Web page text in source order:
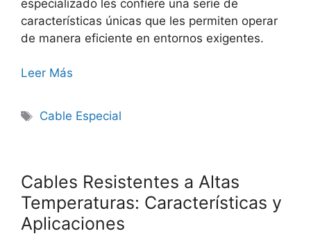
especializado les confiere una serie de
características únicas que les permiten operar
de manera eficiente en entornos exigentes.
Leer Más
Cable Especial
Cables Resistentes a Altas
Temperaturas: Características y
Aplicaciones